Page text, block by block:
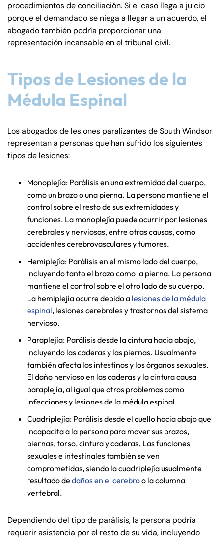
procedimientos de conciliación. Si el caso llega a juicio
porque el demandado se niega a llegar a un acuerdo, el
abogado también podría proporcionar una
representación incansable en el tribunal civil.
Tipos de Lesiones de la
Médula Espinal
Los abogados de lesiones paralizantes de South Windsor
representan a personas que han sufrido los siguientes
tipos de lesiones:
Monoplejía: Parálisis en una extremidad del cuerpo,
como un brazo o una pierna. La persona mantiene el
control sobre el resto de sus extremidades y
funciones. La monoplejía puede ocurrir por lesiones
cerebrales y nerviosas, entre otras causas, como
accidentes cerebrovasculares y tumores.
Hemiplejía: Parálisis en el mismo lado del cuerpo,
incluyendo tanto el brazo como la pierna. La persona
mantiene el control sobre el otro lado de su cuerpo.
La hemiplejía ocurre debido a lesiones de la médula
espinal, lesiones cerebrales y trastornos del sistema
nervioso.
Paraplejía: Parálisis desde la cintura hacia abajo,
incluyendo las caderas y las piernas. Usualmente
también afecta los intestinos y los órganos sexuales.
El daño nervioso en las caderas y la cintura causa
paraplejía, al igual que otros problemas como
infecciones y lesiones de la médula espinal.
Cuadriplejía: Parálisis desde el cuello hacia abajo que
incapacita a la persona para mover sus brazos,
piernas, torso, cintura y caderas. Las funciones
sexuales e intestinales también se ven
comprometidas, siendo la cuadriplejía usualmente
resultado de daños en el cerebroo la columna
vertebral.
Dependiendo del tipo de parálisis, la persona podría
requerir asistencia por el resto de su vida, incluyendo